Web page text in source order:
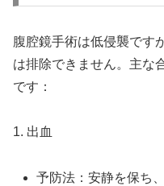
腹腔鏡手術は低侵襲です
は排除できません。主な
です：
1. 出血
予防法：安静を保ち